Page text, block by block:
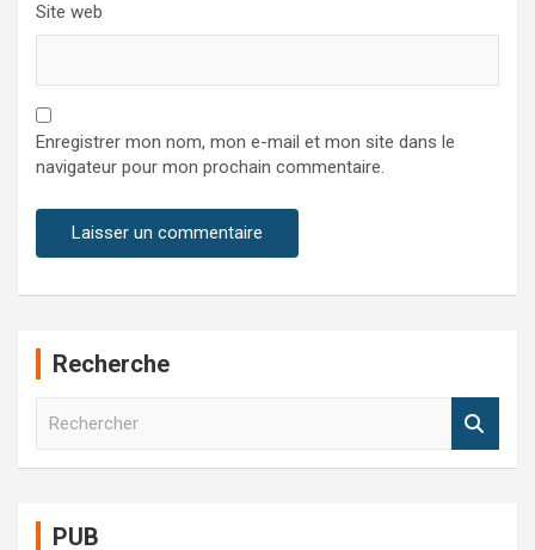
Site web
Enregistrer mon nom, mon e-mail et mon site dans le
navigateur pour mon prochain commentaire.
Recherche
PUB